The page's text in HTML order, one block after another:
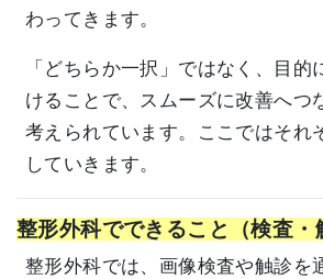
わってきます。
「どちらか一択」ではなく、目的
けることで、スムーズに改善へつ
考えられています。ここではそれ
していきます。
整形外科でできること（検査・
整形外科では、画像検査や触診を